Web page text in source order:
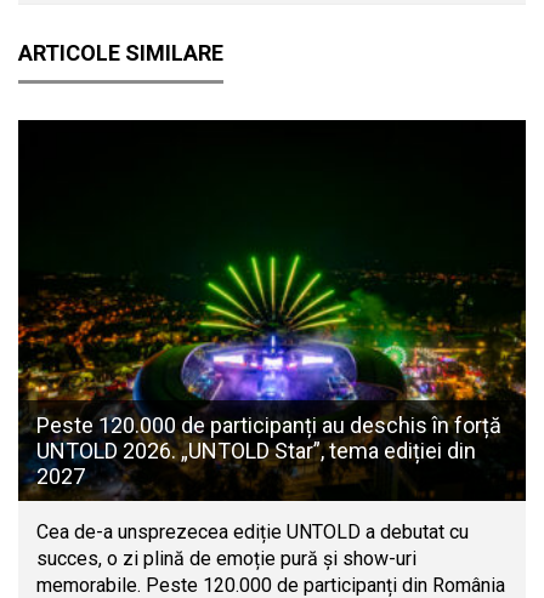
ARTICOLE SIMILARE
Peste 120.000 de participanți au deschis în forță
UNTOLD 2026. „UNTOLD Star”, tema ediției din
2027
Cea de-a unsprezecea ediție UNTOLD a debutat cu
succes, o zi plină de emoție pură și show-uri
memorabile. Peste 120.000 de participanți din România